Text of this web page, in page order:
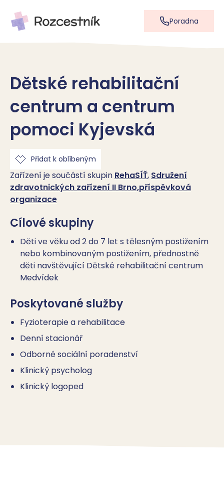
Poradna
Dětské rehabilitační
centrum a centrum
pomoci Kyjevská
Přidat k oblíbeným
Zařízení je součástí skupin RehaSÍŤ, Sdružení
zdravotnických zařízení II Brno,příspěvková
organizace
Cílové skupiny
Děti ve věku od 2 do 7 let s tělesným postižením
nebo kombinovaným postižením, přednostně
děti navštěvující Dětské rehabilitační centrum
Medvídek
Poskytované služby
Fyzioterapie a rehabilitace
Denní stacionář
Odborné sociální poradenství
Klinický psycholog
Klinický logoped